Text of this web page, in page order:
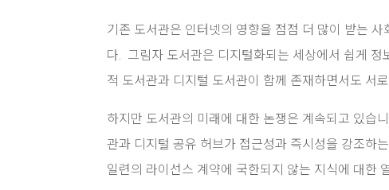
기존 도서관은 인터넷의 영향을 점점 더 많이 받는
다. 그림자 도서관은 디지털화되는 세상에서 쉽게
적 도서관과 디지털 도서관이 함께 존재하면서도 서
하지만 도서관의 미래에 대한 논쟁은 계속되고 있습
관과 디지털 공유 허브가 접근성과 즉시성을 강조하
일련의 라이선스 계약에 국한되지 않는 지식에 대한